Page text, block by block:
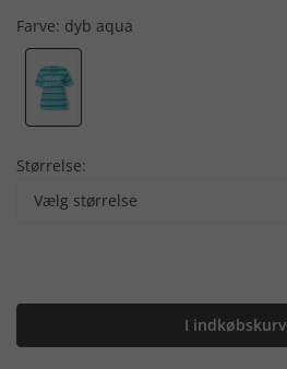
Farve: dyb aqua
Størrelse:
Vælg størrelse
I